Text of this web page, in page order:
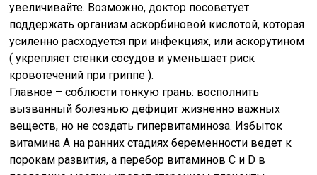
увеличивайте. Возможно, доктор посоветует
поддержать организм аскорбиновой кислотой, которая
усиленно расходуется при инфекциях, или аскорутином
( укрепляет стенки сосудов и уменьшает риск
кровотечений при гриппе ).
Главное – соблюсти тонкую грань: восполнить
вызванный болезнью дефицит жизненно важных
веществ, но не создать гипервитаминоза. Избыток
витамина А на ранних стадиях беременности ведет к
порокам развития, а перебор витаминов С и D в